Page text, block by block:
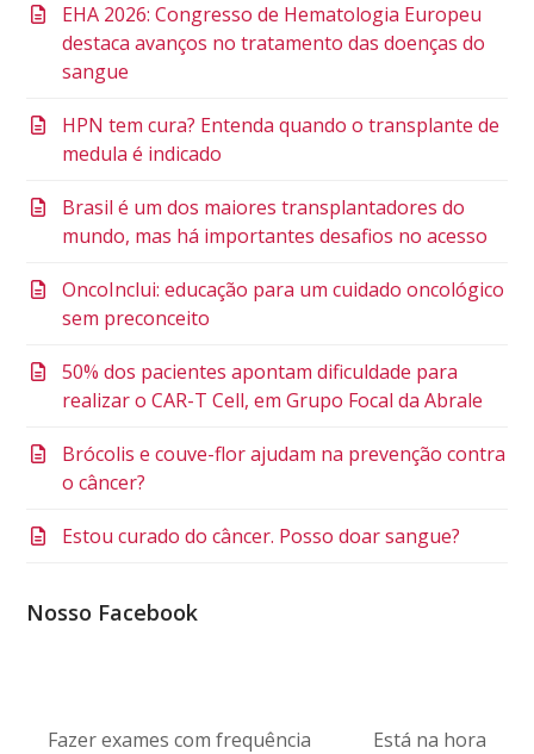
EHA 2026: Congresso de Hematologia Europeu
destaca avanços no tratamento das doenças do
sangue
HPN tem cura? Entenda quando o transplante de
medula é indicado
Brasil é um dos maiores transplantadores do
mundo, mas há importantes desafios no acesso
OncoInclui: educação para um cuidado oncológico
sem preconceito
50% dos pacientes apontam dificuldade para
realizar o CAR-T Cell, em Grupo Focal da Abrale
Brócolis e couve-flor ajudam na prevenção contra
o câncer?
Estou curado do câncer. Posso doar sangue?
Nosso Facebook
Fazer exames com frequência Está na hora